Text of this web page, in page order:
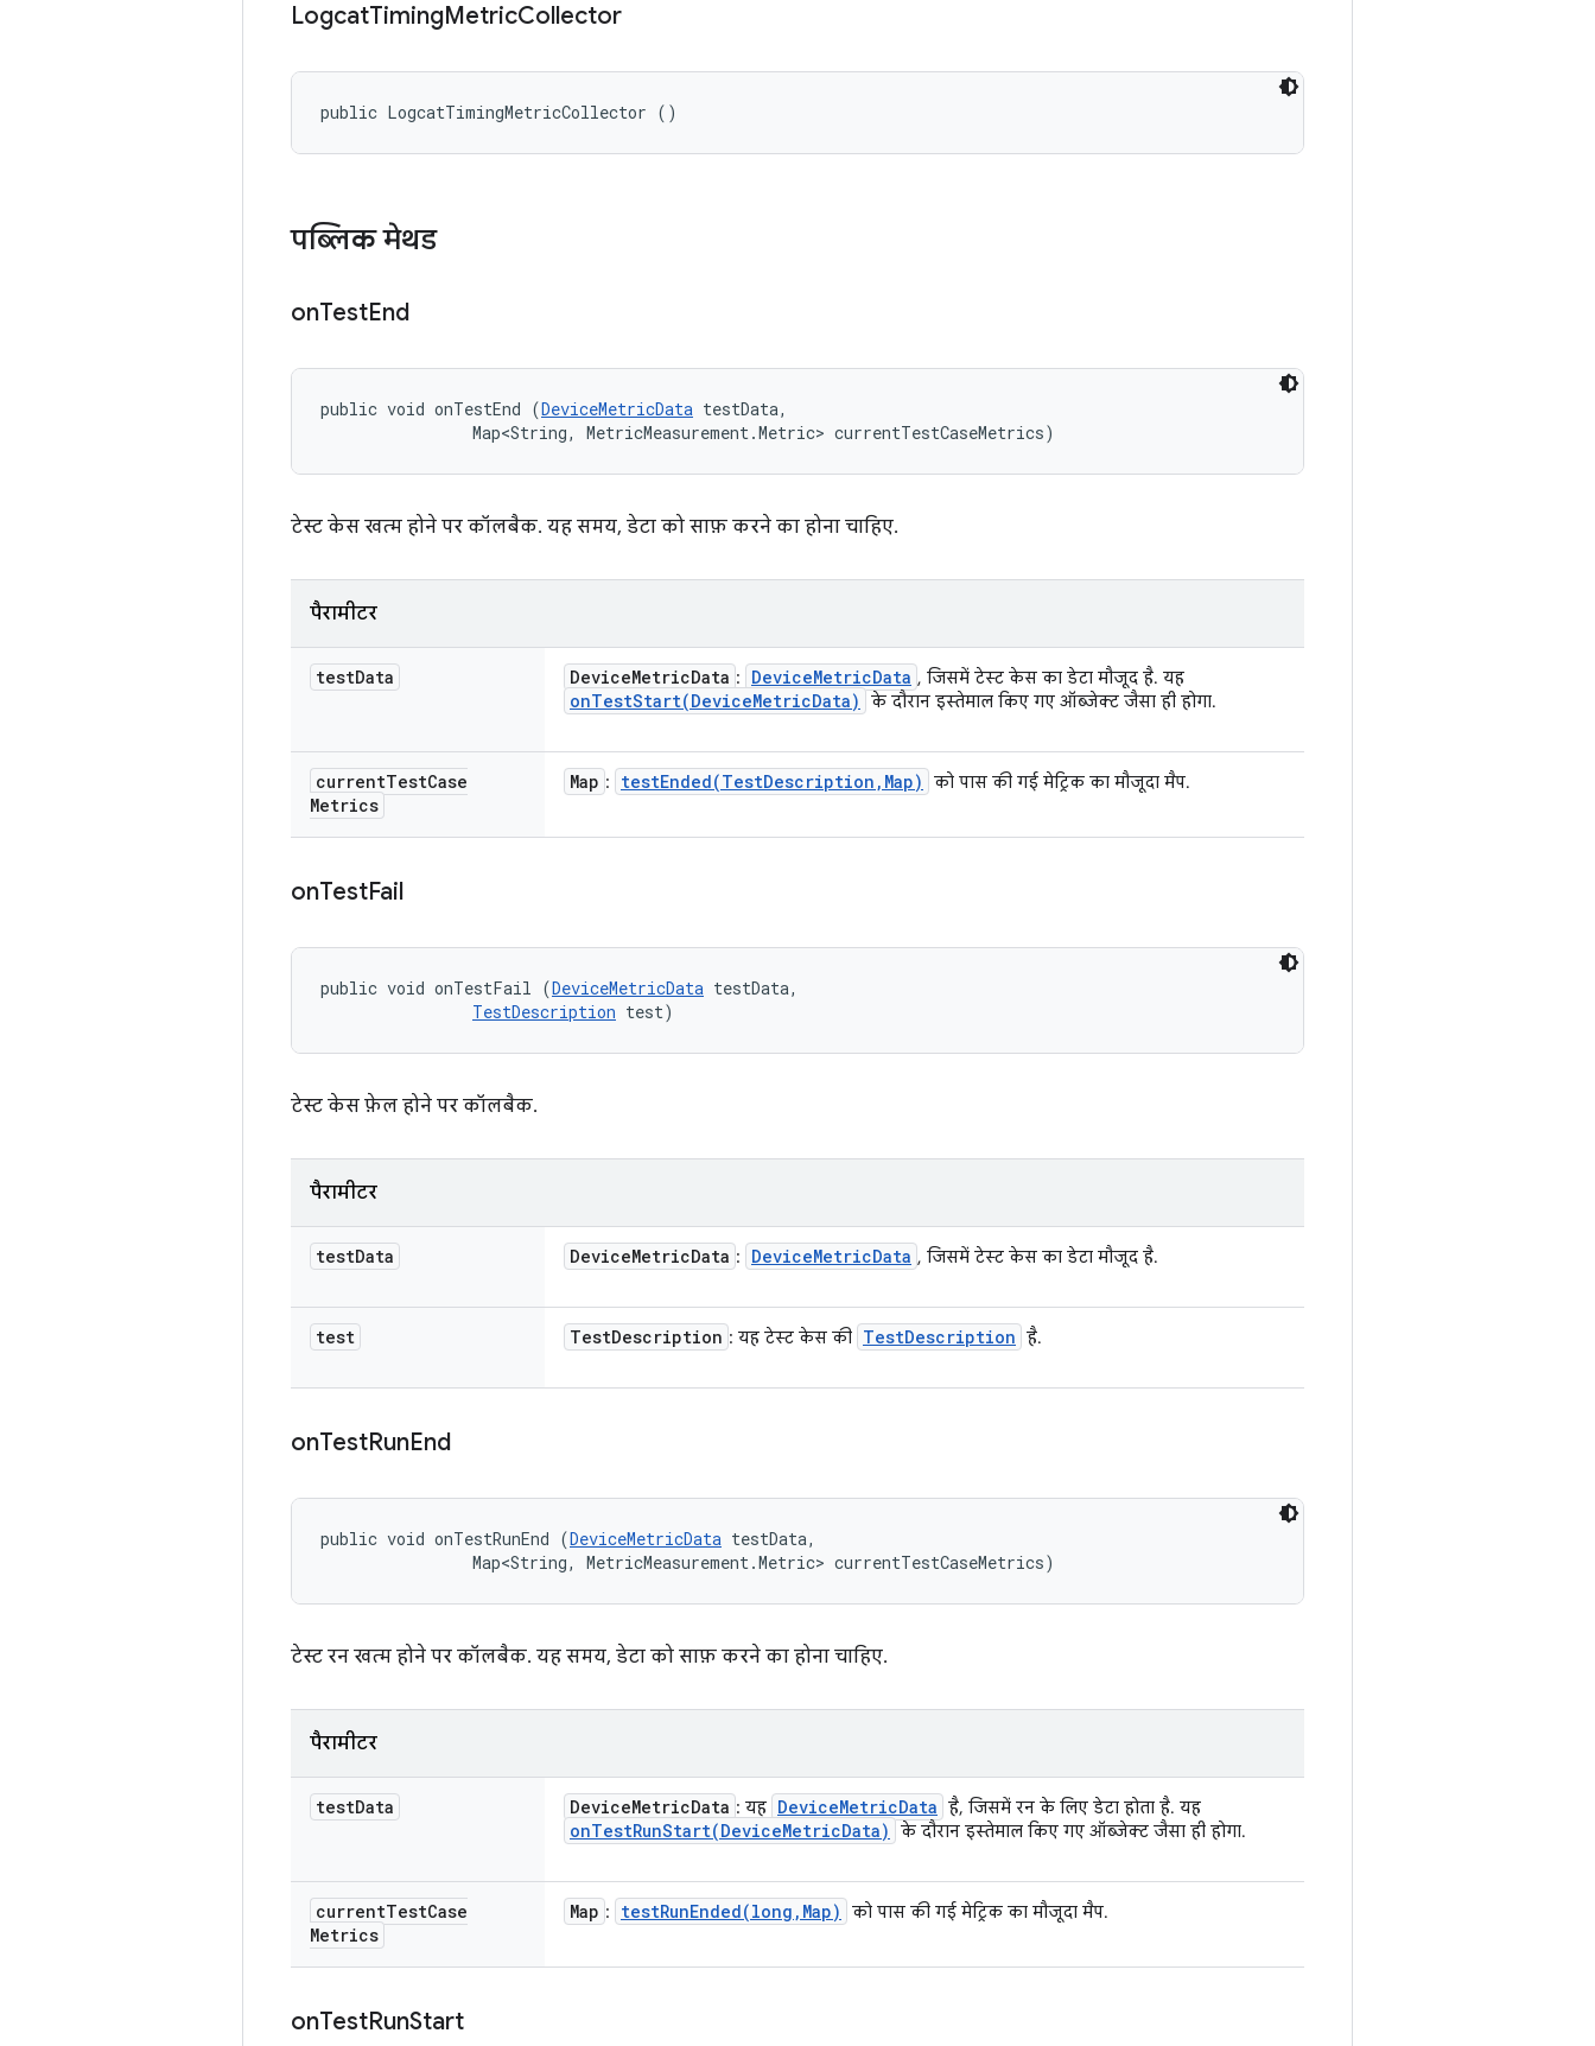
LogcatTimingMetricCollector
public LogcatTimingMetricCollector ()
पब्लिक मेथड
onTestEnd
public void onTestEnd (DeviceMetricData testData,
                Map<String, MetricMeasurement.Metric> currentTestCaseMetrics)
टेस्ट केस खत्म होने पर कॉलबैक. यह समय, डेटा को साफ़ करने का होना चाहिए.
पैरामीटर
testData DeviceMetricData : DeviceMetricData , जिसमें टेस्ट केस का डेटा मौजूद है. यह
onTestStart(DeviceMetricData) के दौरान इस्तेमाल किए गए ऑब्जेक्ट जैसा ही होगा.
currentTestCase
Metrics
Map : testEnded(TestDescription , Map) को पास की गई मेट्रिक का मौजूदा मैप.
onTestFail
public void onTestFail (DeviceMetricData testData,
TestDescription test)
टेस्ट केस फ़ेल होने पर कॉलबैक.
पैरामीटर
testData DeviceMetricData : DeviceMetricData , जिसमें टेस्ट केस का डेटा मौजूद है.
test TestDescription : यह टेस्ट केस की TestDescription है.
onTestRunEnd
public void onTestRunEnd (DeviceMetricData testData,
                Map<String, MetricMeasurement.Metric> currentTestCaseMetrics)
टेस्ट रन खत्म होने पर कॉलबैक. यह समय, डेटा को साफ़ करने का होना चाहिए.
पैरामीटर
testData DeviceMetricData : यह DeviceMetricData है, जिसमें रन के लिए डेटा होता है. यह
onTestRunStart(DeviceMetricData) के दौरान इस्तेमाल किए गए ऑब्जेक्ट जैसा ही होगा.
currentTestCase
Metrics
Map : testRunEnded(long , Map) को पास की गई मेट्रिक का मौजूदा मैप.
onTestRunStart